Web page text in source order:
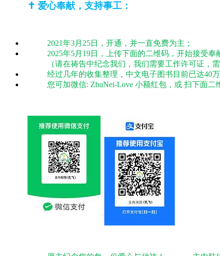
✝️ 爱心奉献，支持事工：
2021年3月25日，开通，并一直免费为主；
2025年5月19日，上传下面的二维码，开始接受奉
（请在祷告中纪念我们，我们需要工作许可证，
经过几年的收集整理，中文电子图书目前已达40
您可加微信: ZhuNei-Love 小额红包，或 扫下面二